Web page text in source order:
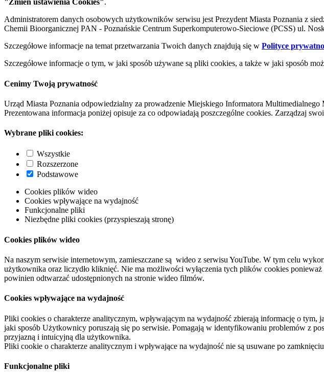
"Zmień ustawienia Cookies".
Administratorem danych osobowych użytkowników serwisu jest Prezydent Miasta Poznania z
Chemii Bioorganicznej PAN - Poznańskie Centrum Superkomputerowo-Sieciowe (PCSS) ul.
Szczegółowe informacje na temat przetwarzania Twoich danych znajdują się w Polityce
Szczegółowe informacje o tym, w jaki sposób używane są pliki cookies, a także w jaki sposób
Cenimy Twoją prywatność
Urząd Miasta Poznania odpowiedzialny za prowadzenie Miejskiego Informatora
Prezentowana informacja poniżej opisuje za co odpowiadają poszczególne cookies. Zarządzaj
Wybrane pliki cookies:
Wszystkie
Rozszerzone
Podstawowe
Cookies plików wideo
Cookies wpływające na wydajność
Funkcjonalne pliki
Niezbędne pliki cookies (przyspieszają stronę)
Cookies plików wideo
Na naszym serwisie internetowym, zamieszczane są wideo z serwisu YouTube. W tym celu
użytkownika oraz liczydło kliknięć. Nie ma możliwości wyłączenia tych plików cookies
powinien odtwarzać udostępnionych na stronie wideo filmów.
Cookies wpływające na wydajność
Pliki cookies o charakterze analitycznym, wpływającym na wydajność zbierają informację o
jaki sposób Użytkownicy poruszają się po serwisie. Pomagają w identyfikowaniu problemów z
przyjazną i intuicyjną dla użytkownika.
Pliki cookie o charakterze analitycznym i wpływające na wydajność nie są usuwane po
Funkcjonalne pliki